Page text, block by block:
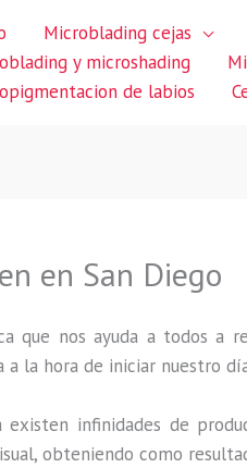
Microblading cejas
y microshading
de labios
en San Diego
que nos ayuda a todos a
a la hora de iniciar nuestro
infinidades de
obteniendo como